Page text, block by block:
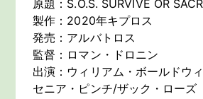
原題：S.O.S. SURVIVE OR
製作：2020年キプロス
発売：アルバトロス
監督：ロマン・ドロニン
出演：ウィリアム・ボールドウ
セニア・ピンチ/ザック・ローズ